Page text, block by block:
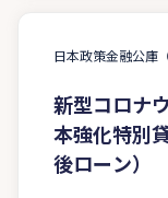
日本政策金融公庫
新型コロナ
本強化特別
後ローン）